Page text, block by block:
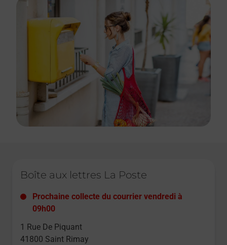
Boîte aux lettres La Poste
Prochaine collecte du courrier vendredi à
09h00
1 Rue De Piquant
41800 Saint Rimay